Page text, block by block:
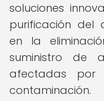
soluciones
purificación del
en la
suministro de
afectadas
contaminación.